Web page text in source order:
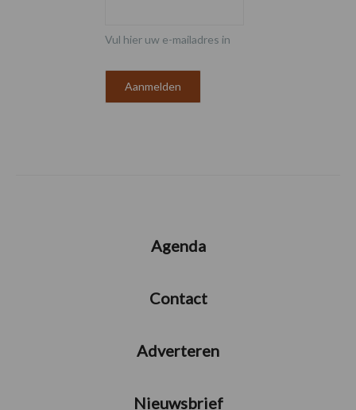
Vul hier uw e-mailadres in
Agenda
Contact
Adverteren
Nieuwsbrief